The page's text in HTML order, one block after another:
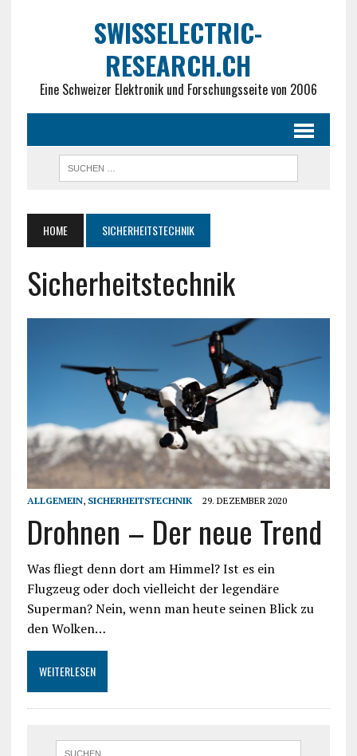
SWISSELECTRIC-
RESEARCH.CH
Eine Schweizer Elektronik und Forschungsseite von 2006
HOME SICHERHEITSTECHNIK
Sicherheitstechnik
ALLGEMEIN, SICHERHEITSTECHNIK 29. DEZEMBER 2020
Drohnen – Der neue Trend
Was fliegt denn dort am Himmel? Ist es ein
Flugzeug oder doch vielleicht der legendäre
Superman? Nein, wenn man heute seinen Blick zu
den Wolken…
WEITERLESEN